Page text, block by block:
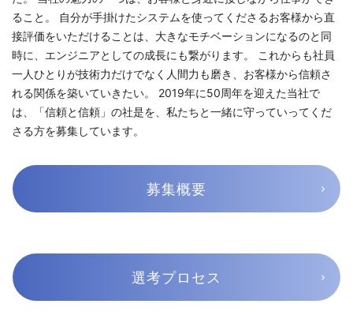
ること。 自分が手掛けたシステムを使ってくださるお客様から直
接評価をいただけることは、大きなモチベーションになるのと同
時に、エンジニアとしての成長にも繋がります。 これからも社員
一人ひとりが技術力だけでなく人間力も磨き、お客様から信頼さ
れる関係を築いていきたい。 2019年に50周年を迎えた当社で
は、「信頼と信頼」の社是を、私たちと一緒に守っていってくだ
さる方を募集しています。
募集概要
選考プロセス